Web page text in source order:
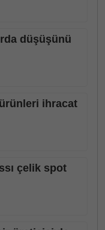
düşüşünü
ihracat
çelik spot